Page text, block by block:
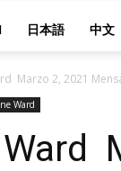
日本語 中文
Marzo 2, 2021
Ward